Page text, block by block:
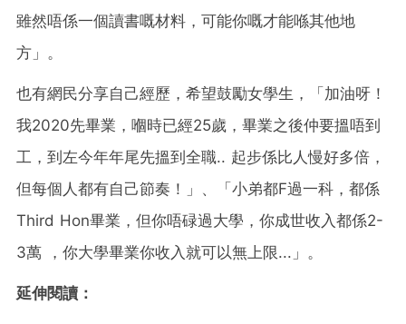
雖然唔係一個讀書嘅材料，可能你嘅才能喺其他地
方」。
也有網民分享自己經歷，希望鼓勵女學生，「加油呀！
我2020先畢業，嗰時已經25歲，畢業之後仲要搵唔到
工，到左今年年尾先搵到全職.. 起步係比人慢好多倍，
但每個人都有自己節奏！」、「小弟都F過一科，都係
Third Hon畢業，但你唔碌過大學，你成世收入都係2-
3萬 ，你大學畢業你收入就可以無上限...」。
延伸閱讀：